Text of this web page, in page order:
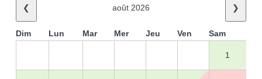
❮ août 2026 ❯
Dim Lun Mar Mer Jeu Ven Sam
1